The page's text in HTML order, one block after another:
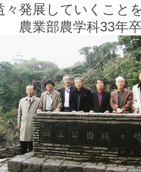
々発展していくこと
部農学科33年